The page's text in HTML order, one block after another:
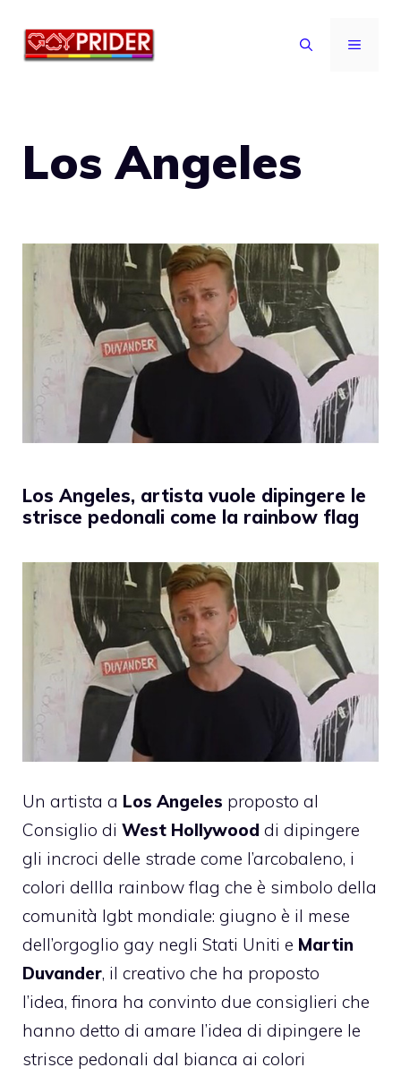
MENU
Los Angeles
Los Angeles, artista vuole dipingere le
strisce pedonali come la rainbow flag
Un artista a Los Angeles proposto al
Consiglio di West Hollywood di dipingere
gli incroci delle strade come l’arcobaleno, i
colori dellla rainbow flag che è simbolo della
comunità lgbt mondiale: giugno è il mese
dell’orgoglio gay negli Stati Uniti e Martin
Duvander, il creativo che ha proposto
l’idea, finora ha convinto due consiglieri che
hanno detto di amare l’idea di dipingere le
strisce pedonali dal bianca ai colori